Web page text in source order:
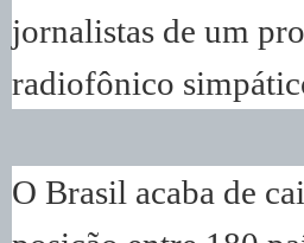
jornalistas de um
radiofônico
O Brasil acaba de